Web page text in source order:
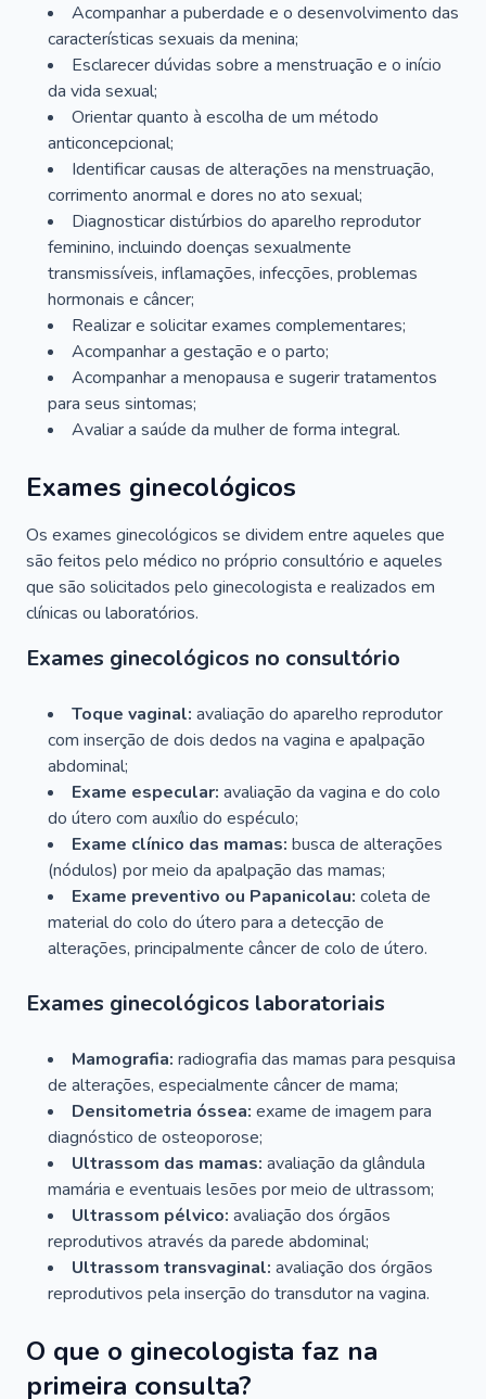
Acompanhar a puberdade e o desenvolvimento das
características sexuais da menina;
Esclarecer dúvidas sobre a menstruação e o início
da vida sexual;
Orientar quanto à escolha de um método
anticoncepcional;
Identificar causas de alterações na menstruação,
corrimento anormal e dores no ato sexual;
Diagnosticar distúrbios do aparelho reprodutor
feminino, incluindo doenças sexualmente
transmissíveis, inflamações, infecções, problemas
hormonais e câncer;
Realizar e solicitar exames complementares;
Acompanhar a gestação e o parto;
Acompanhar a menopausa e sugerir tratamentos
para seus sintomas;
Avaliar a saúde da mulher de forma integral.
Exames ginecológicos
Os exames ginecológicos se dividem entre aqueles que
são feitos pelo médico no próprio consultório e aqueles
que são solicitados pelo ginecologista e realizados em
clínicas ou laboratórios.
Exames ginecológicos no consultório
Toque vaginal: avaliação do aparelho reprodutor
com inserção de dois dedos na vagina e apalpação
abdominal;
Exame especular: avaliação da vagina e do colo
do útero com auxílio do espéculo;
Exame clínico das mamas: busca de alterações
(nódulos) por meio da apalpação das mamas;
Exame preventivo ou Papanicolau: coleta de
material do colo do útero para a detecção de
alterações, principalmente câncer de colo de útero.
Exames ginecológicos laboratoriais
Mamografia: radiografia das mamas para pesquisa
de alterações, especialmente câncer de mama;
Densitometria óssea: exame de imagem para
diagnóstico de osteoporose;
Ultrassom das mamas: avaliação da glândula
mamária e eventuais lesões por meio de ultrassom;
Ultrassom pélvico: avaliação dos órgãos
reprodutivos através da parede abdominal;
Ultrassom transvaginal: avaliação dos órgãos
reprodutivos pela inserção do transdutor na vagina.
O que o ginecologista faz na
primeira consulta?